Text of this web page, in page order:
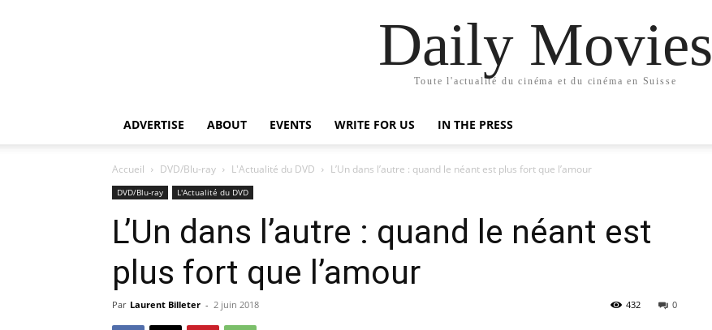
Daily Movies
Toute l'actualité du cinéma et du cinéma en Suisse
ADVERTISE ABOUT EVENTS WRITE FOR US IN THE PRESS
Accueil DVD/Blu-ray L'Actualité du DVD L’Un dans l’autre : quand le néant est plus fort que l’amour
DVD/Blu-ray L'Actualité du DVD
L’Un dans l’autre : quand le néant est
plus fort que l’amour
Par Laurent Billeter - 2 juin 2018 0
432